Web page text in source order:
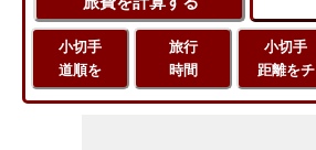
小切手
道順を
旅行
時間
小切手
距離をチ